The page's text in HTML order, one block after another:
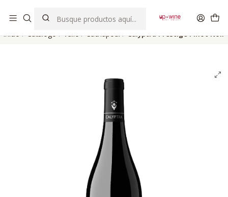
Inicio Catálogo Valle Cachapoal Calyptra Prestige Pinot Noir